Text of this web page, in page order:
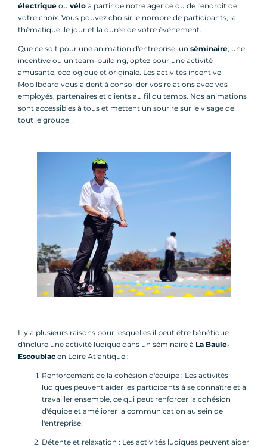
électrique ou vélo à partir de notre agence ou de l'endroit de
votre choix. Vous pouvez choisir le nombre de participants, la
thématique, le jour et la durée de votre événement.
Que ce soit pour une animation d'entreprise, un séminaire, une
incentive ou un team-building, optez pour une activité
amusante, écologique et originale. Les activités incentive
Mobilboard vous aident à consolider vos relations avec vos
employés, partenaires et clients au fil du temps. Nos animations
sont accessibles à tous et mettent un sourire sur le visage de
tout le groupe !
Il y a plusieurs raisons pour lesquelles il peut être bénéfique
d'inclure une activité ludique dans un séminaire à La Baule-
Escoublac en Loire Atlantique :
Renforcement de la cohésion d'équipe : Les activités
ludiques peuvent aider les participants à se connaître et à
travailler ensemble, ce qui peut renforcer la cohésion
d'équipe et améliorer la communication au sein de
l'entreprise.
Détente et relaxation : Les activités ludiques peuvent aider